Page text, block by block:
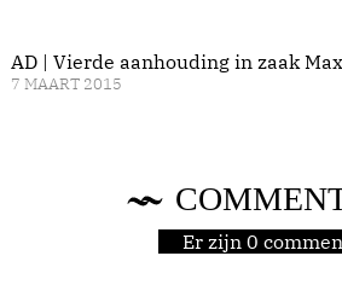
AD | Vierde aanhouding in zaak
7 MAART 2015
Er zijn 0